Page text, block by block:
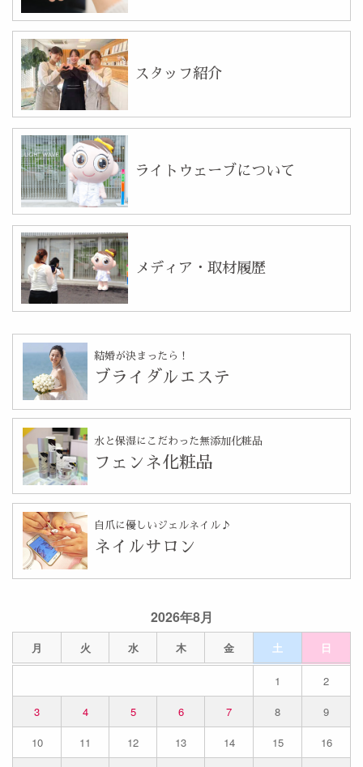
2026年8月
月 火 水 木 金 土 日
1
2
3
4 5 6 7 8
9
10
11 12 13 14 15
16
スタッフ紹介
ライトウェーブについて
メディア・取材履歴
結婚が決まったら！
ブライダルエステ
水と保湿にこだわった無添加化粧品
フェンネ化粧品
自爪に優しいジェルネイル♪
ネイルサロン